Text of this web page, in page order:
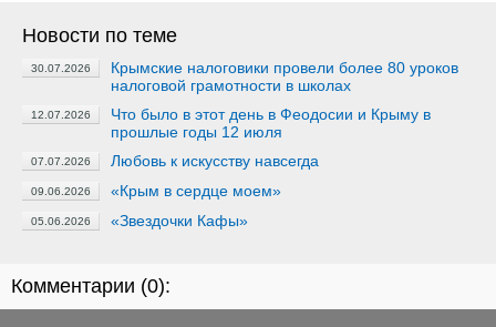
Новости по теме
30.07.2026
Крымские налоговики провели более 80 уроков
налоговой грамотности в школах
12.07.2026
Что было в этот день в Феодосии и Крыму в
прошлые годы 12 июля
07.07.2026 Любовь к искусству навсегда
09.06.2026 «Крым в сердце моем»
05.06.2026 «Звездочки Кафы»
Комментарии (0):